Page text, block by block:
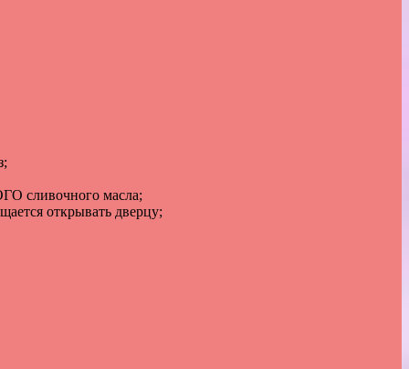
;
сливочного масла;
открывать дверцу;